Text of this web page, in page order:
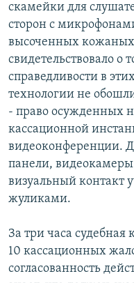
скамейки для
сторон с
высоченных
свидетельствовало о
справедливости в
технологии не
- право осужденных
кассационной
видеоконференции.
панели,
визуальный контакт
жуликами.
За три часа судебная
10 кассационных
согласованность